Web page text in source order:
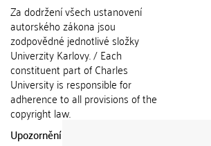
Za dodržení všech ustanovení
autorského zákona jsou
zodpovědné jednotlivé složky
Univerzity Karlovy. / Each
constituent part of Charles
University is responsible for
adherence to all provisions of the
copyright law.
Upozornění / Notice: